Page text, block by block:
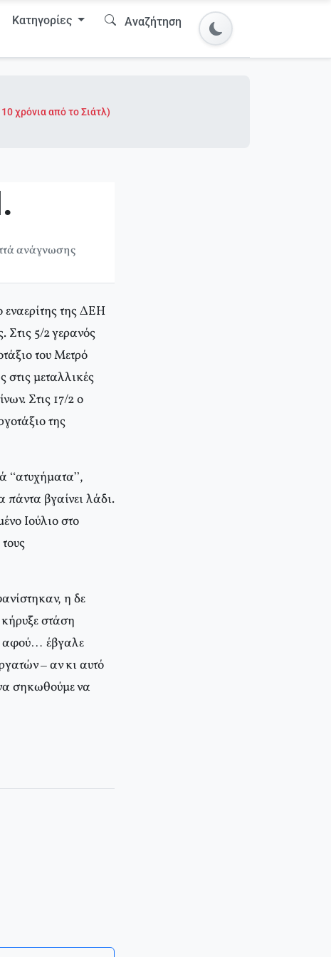
Κατηγορίες Αναζήτηση
χρόνια από το Σιάτλ)
ανάγνωσης
εναερίτης της ΔΕΗ
5/2 γερανός
του Μετρό
μεταλλικές
Στις 17/2 ο
της
“ατυχήματα”,
βγαίνει λάδι.
Ιούλιο στο
η δε
στάση
αφού… έβγαλε
– αν κι αυτό
σηκωθούμε να
Φόρουμ και τα 10 χρόνια από το Σιάτλ)